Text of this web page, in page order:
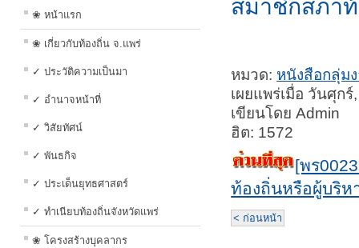
❀ หน้าแรก
❀ เกี่ยวกับท้องถิ่น จ.แพร่
✓ ประวัติความเป็นมา
✓ อำนาจหน้าที่
✓ วิสัยทัศน์
✓ พันธกิจ
✓ ประเด็นยุทธศาสตร์
✓ ทำเนียบท้องถิ่นจังหวัดแพร่
❀ โครงสร้างบุคลากร
สมาชิกสภา
หมวด: หนังสือกลุ่ม
เผยแพร่เมื่อ วันศุก
เขียนโดย Admin
ฮิต: 1572
[พร
ท้องถิ่นหรือผู้บริห
< ก่อนหน้า